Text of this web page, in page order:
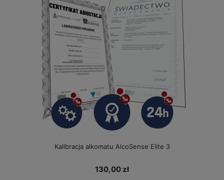
Kalibracja alkomatu AlcoSense Elite 3
130,00 zł